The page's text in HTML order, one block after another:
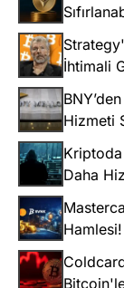
İhtimali
Hizmeti
Kriptoda
Daha
Hamlesi!
Coldcard